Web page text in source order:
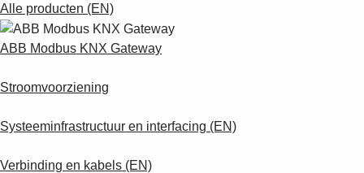
Alle producten (EN)
ABB Modbus KNX Gateway
Stroomvoorziening
Systeeminfrastructuur en interfacing (EN)
Verbinding en kabels (EN)